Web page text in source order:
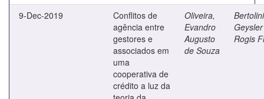
9-Dec-2019
Conflitos de
agência entre
gestores e
associados em
uma
cooperativa de
crédito a luz da
Oliveira,
Evandro
Augusto
de Souza
Geysler
Rogis